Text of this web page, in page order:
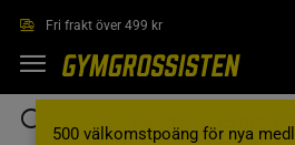
Fri frakt över 499 kr
500 välkomstpoäng för nya